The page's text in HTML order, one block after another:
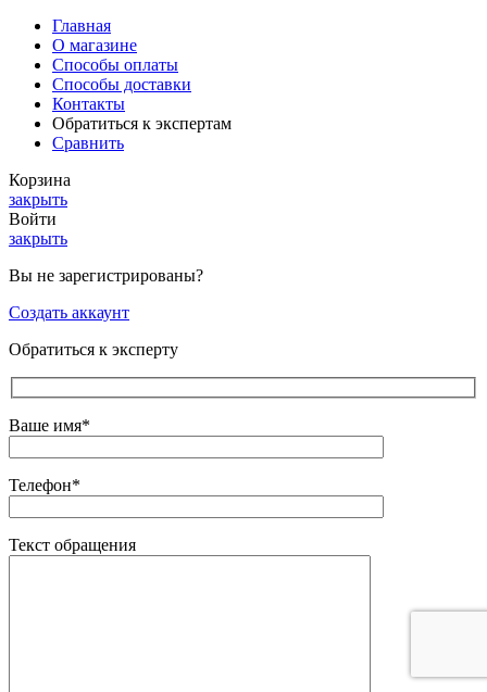
Главная
О магазине
Способы оплаты
Способы доставки
Контакты
Обратиться к экспертам
Сравнить
Корзина
закрыть
Войти
закрыть
Вы не зарегистрированы?
Создать аккаунт
Обратиться к эксперту
Ваше имя*
Телефон*
Текст обращения